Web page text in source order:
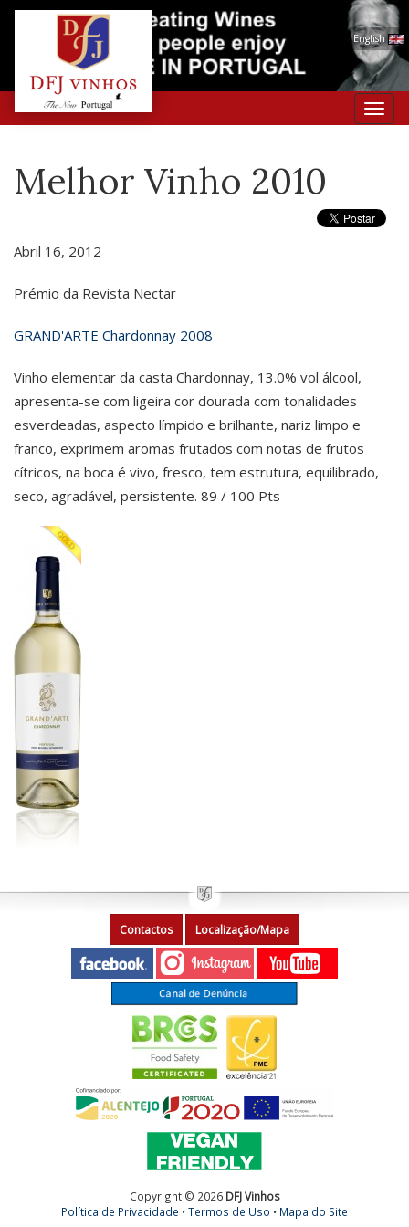
English
Melhor Vinho 2010
Abril 16, 2012
Prémio da Revista Nectar
GRAND'ARTE Chardonnay 2008
Vinho elementar da casta Chardonnay, 13.0% vol álcool,
apresenta-se com ligeira cor dourada com tonalidades
esverdeadas, aspecto límpido e brilhante, nariz limpo e
franco, exprimem aromas frutados com notas de frutos
cítricos, na boca é vivo, fresco, tem estrutura, equilibrado,
seco, agradável, persistente. 89 / 100 Pts
Contactos Localização/Mapa
Copyright © 2026 DFJ Vinhos
Política de Privacidade •Termos de Uso • Mapa do Site